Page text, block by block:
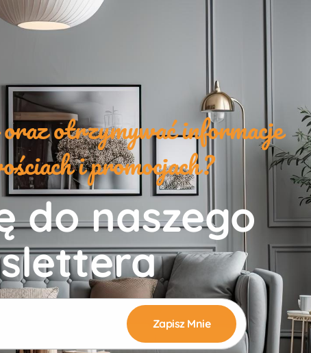
oraz otrzymywać informacje
i promocjach?
do naszego